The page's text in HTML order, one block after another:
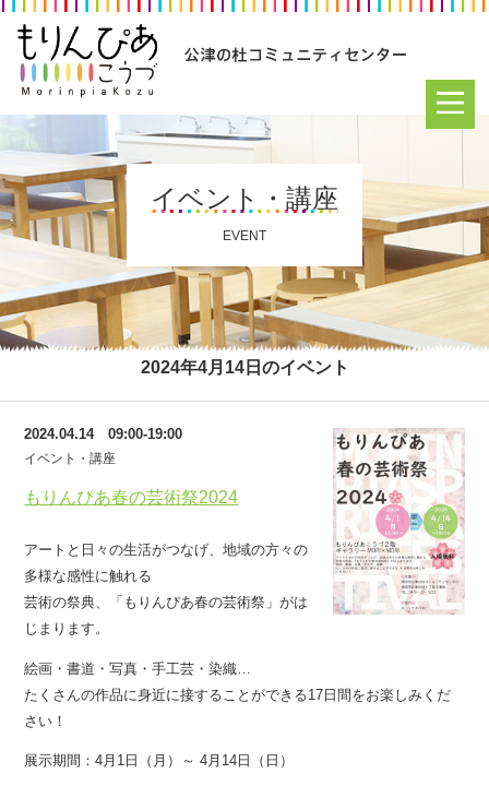
イベント・講座
EVENT
2024年4月14日のイベント
もりんぴあ春の芸術祭2024
2024.04.14 09:00-19:00
イベント・講座
アートと日々の生活がつなげ、地域の方々の
多様な感性に触れる
芸術の祭典、「もりんぴあ春の芸術祭」がは
じまります。
絵画・書道・写真・手工芸・染織…
たくさんの作品に身近に接することができる17日間をお楽しみくだ
さい！
展示期間：4月1日（月）～ 4月14日（日）